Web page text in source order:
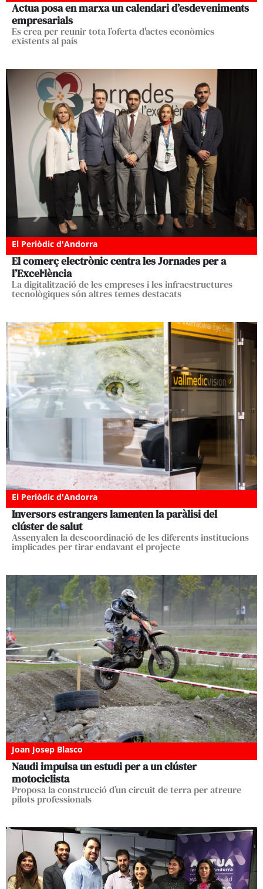
Actua posa en marxa un calendari d’esdeveniments
empresarials
Es crea per reunir tota l’oferta d'actes econòmics
existents al país
El Periòdic d'Andorra
El comerç electrònic centra les Jornades per a
l’Excel·lència
La digitalització de les empreses i les infraestructures
tecnològiques són altres temes destacats
El Periòdic d'Andorra
Inversors estrangers lamenten la paràlisi del
clúster de salut
Assenyalen la descoordinació de les diferents institucions
implicades per tirar endavant el projecte
Joan Josep Blasco
Naudi impulsa un estudi per a un clúster
motociclista
Proposa la construcció d’un circuit de terra per atreure
pilots professionals